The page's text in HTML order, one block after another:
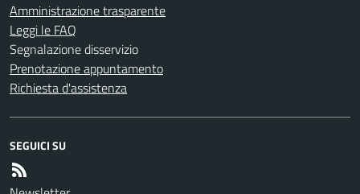
Amministrazione trasparente
Leggi le FAQ
Segnalazione disservizio
Prenotazione appuntamento
Richiesta d'assistenza
SEGUICI SU